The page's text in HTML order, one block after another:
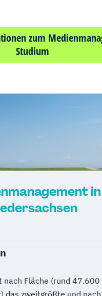
zum
Studium
in
nach Fläche (rund 47.600